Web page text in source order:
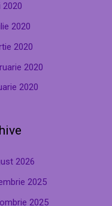
2020
2020
2020
2020
2020
2026
2025
2025